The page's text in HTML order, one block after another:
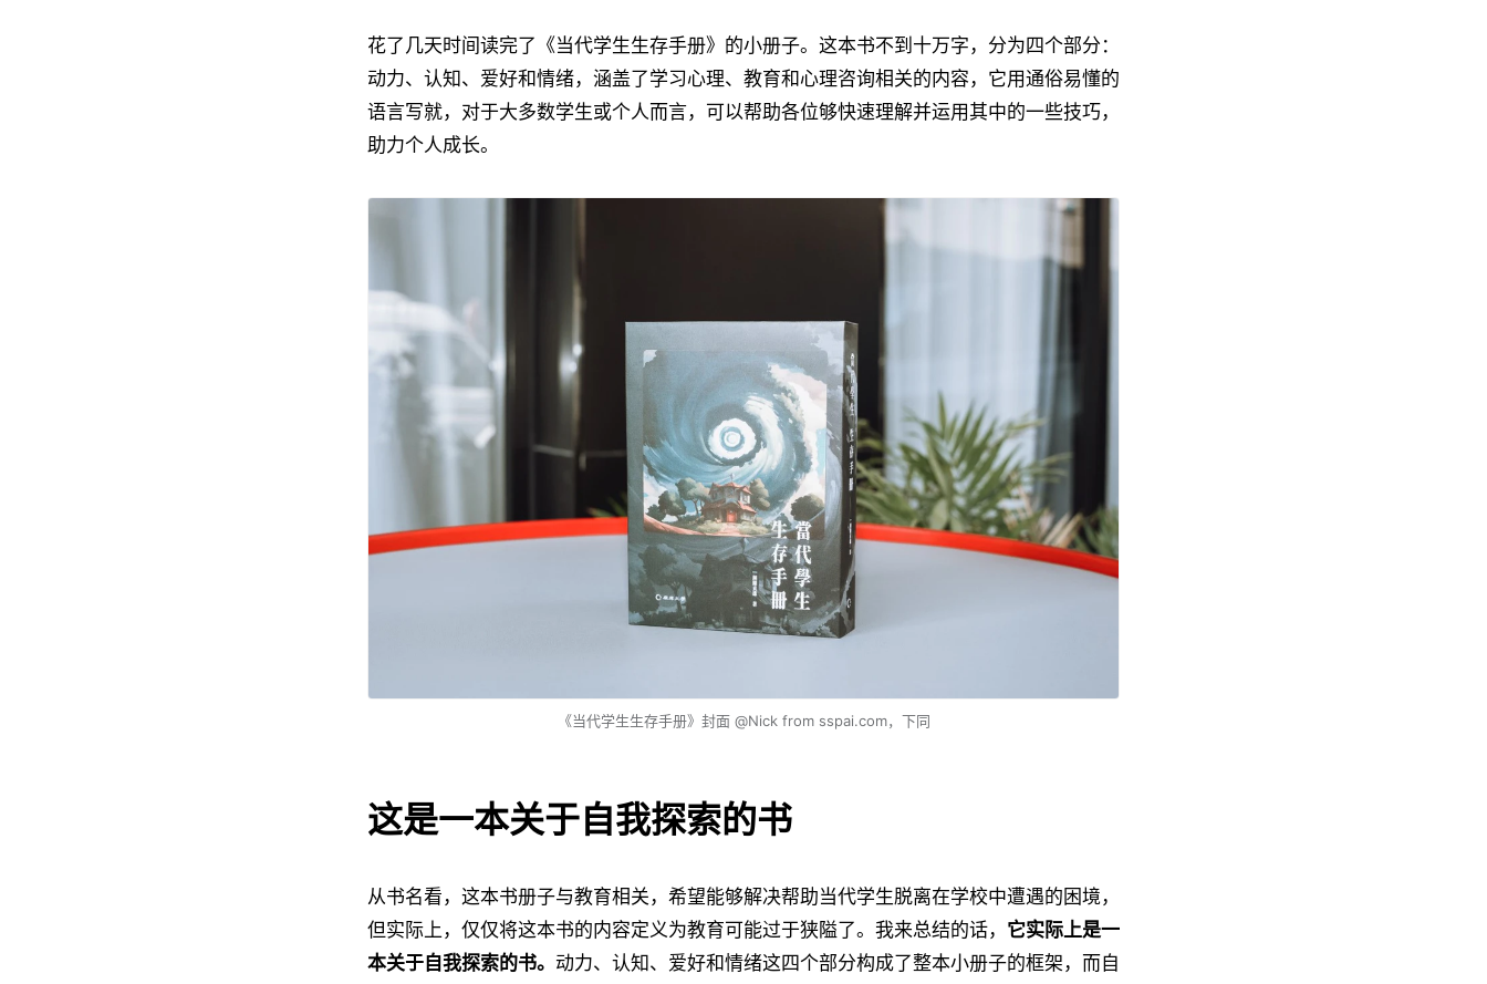
花了几天时间读完了《当代学生生存手册》的小册子。这本书不到十万字，分为四个部分：
动力、认知、爱好和情绪，涵盖了学习心理、教育和心理咨询相关的内容，它用通俗易懂的
语言写就，对于大多数学生或个人而言，可以帮助各位够快速理解并运用其中的一些技巧，
助力个人成长。
《当代学生生存手册》封面 @Nick from sspai.com，下同
这是一本关于自我探索的书
从书名看，这本书册子与教育相关，希望能够解决帮助当代学生脱离在学校中遭遇的困境，
但实际上，仅仅将这本书的内容定义为教育可能过于狭隘了。我来总结的话， 它实际上是一
本关于自我探索的书。 动力、认知、爱好和情绪这四个部分构成了整本小册子的框架，而自